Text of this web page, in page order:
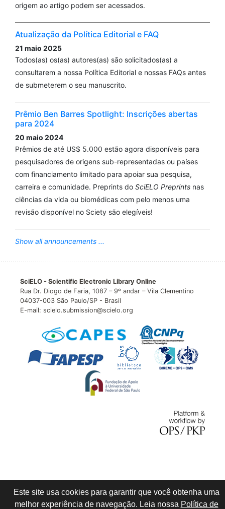
origem ao artigo podem ser acessados.
Atualização da Política Editorial e FAQ
21 maio 2025
Todos(as) os(as) autores(as) são solicitados(as) a
consultarem a nossa Política Editorial e nossas FAQs antes
de submeterem o seu manuscrito.
Prêmio Ben Barres Spotlight: Inscrições abertas
para 2024
20 maio 2024
Prêmios de até US$ 5.000 estão agora disponíveis para
pesquisadores de origens sub-representadas ou países
com financiamento limitado para apoiar sua pesquisa,
carreira e comunidade. Preprints do SciELO Preprints nas
ciências da vida ou biomédicas com pelo menos uma
revisão disponível no Sciety são elegíveis!
Show all announcements ...
SciELO - Scientific Electronic Library Online
Rua Dr. Diogo de Faria, 1087 – 9º andar – Vila Clementino
04037-003 São Paulo/SP - Brasil
E-mail: scielo.submission@scielo.org
Este site usa cookies para garantir que você obtenha uma
melhor experiência de navegação. Leia nossa Política de